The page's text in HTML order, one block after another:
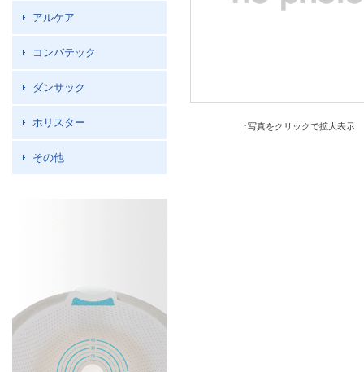
アルケア
コンバテック
ダンサック
ホリスター
その他
↑写真をクリックで拡大表示